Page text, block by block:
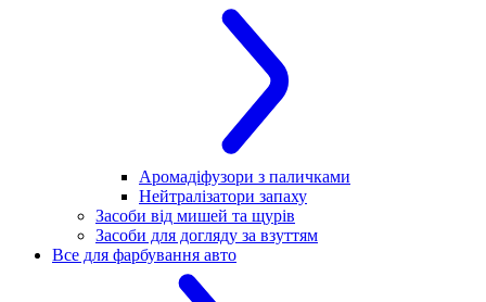
Аромадіфузори з паличками
Нейтралізатори запаху
Засоби від мишей та щурів
Засоби для догляду за взуттям
Все для фарбування авто